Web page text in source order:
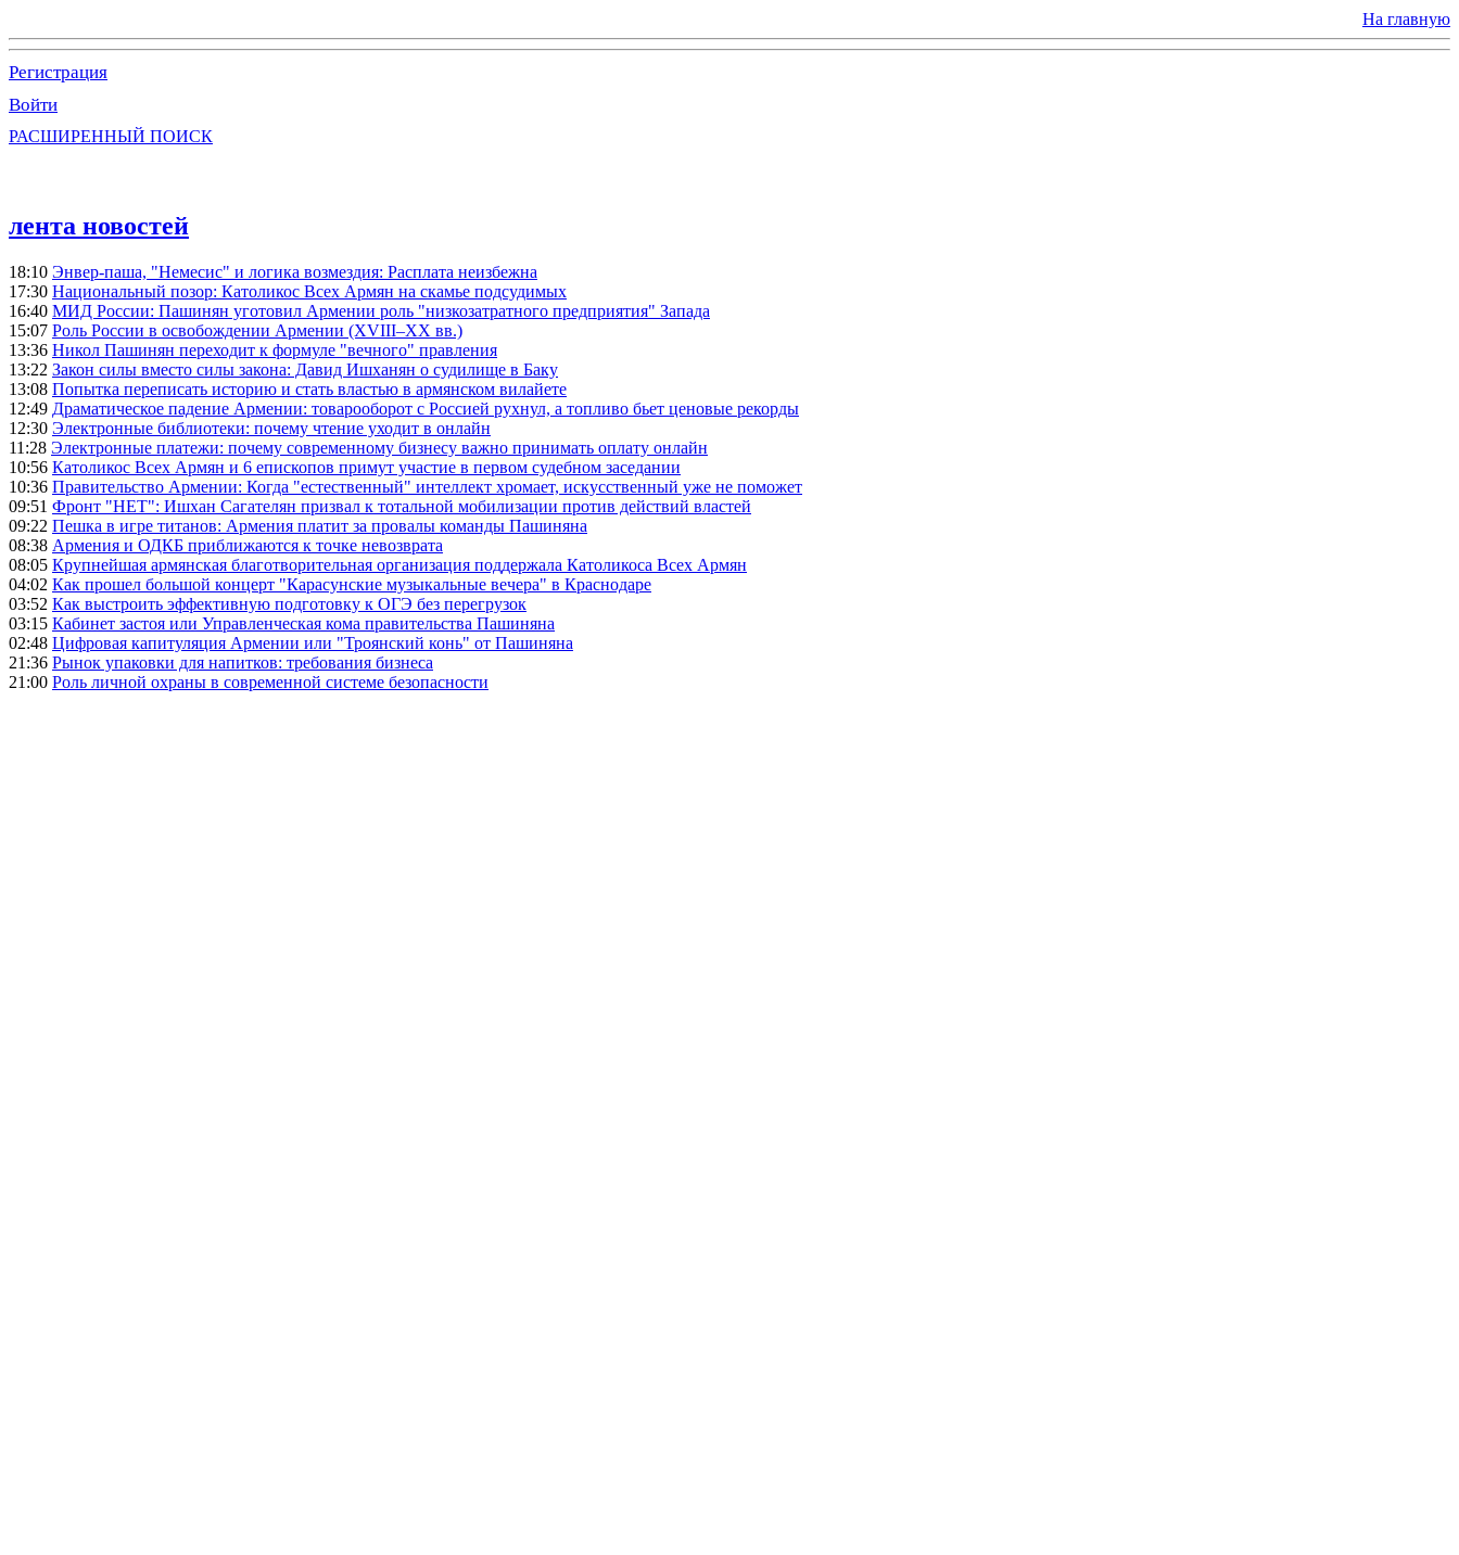
На главную
Регистрация
Войти
РАСШИРЕННЫЙ ПОИСК
лента новостей
18:10 Энвер-паша, "Немесис" и логика возмездия: Расплата неизбежна
17:30 Национальный позор: Католикос Всех Армян на скамье подсудимых
16:40 МИД России: Пашинян уготовил Армении роль "низкозатратного предприятия" Запада
15:07 Роль России в освобождении Армении (XVIII–XX вв.)
13:36 Никол Пашинян переходит к формуле "вечного" правления
13:22 Закон силы вместо силы закона: Давид Ишханян о судилище в Баку
13:08 Попытка переписать историю и стать властью в армянском вилайете
12:49 Драматическое падение Армении: товарооборот с Россией рухнул, а топливо бьет ценовые рекорды
12:30 Электронные библиотеки: почему чтение уходит в онлайн
11:28 Электронные платежи: почему современному бизнесу важно принимать оплату онлайн
10:56 Католикос Всех Армян и 6 епископов примут участие в первом судебном заседании
10:36 Правительство Армении: Когда "естественный" интеллект хромает, искусственный уже не поможет
09:51 Фронт "НЕТ": Ишхан Сагателян призвал к тотальной мобилизации против действий властей
09:22 Пешка в игре титанов: Армения платит за провалы команды Пашиняна
08:38 Армения и ОДКБ приближаются к точке невозврата
08:05 Крупнейшая армянская благотворительная организация поддержала Католикоса Всех Армян
04:02 Как прошел большой концерт "Карасунские музыкальные вечера" в Краснодаре
03:52 Как выстроить эффективную подготовку к ОГЭ без перегрузок
03:15 Кабинет застоя или Управленческая кома правительства Пашиняна
02:48 Цифровая капитуляция Армении или "Троянский конь" от Пашиняна
21:36 Рынок упаковки для напитков: требования бизнеса
21:00 Роль личной охраны в современной системе безопасности